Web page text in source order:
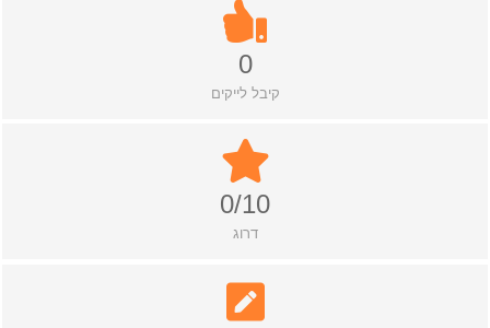
0
קיבל לייקים
0/10
דרוג